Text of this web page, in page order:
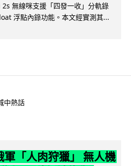
無線咪支援「四發一收」分軌錄
浮點內錄功能。本文經實測其...
中熱話
軍「人肉狩獵」 無人機